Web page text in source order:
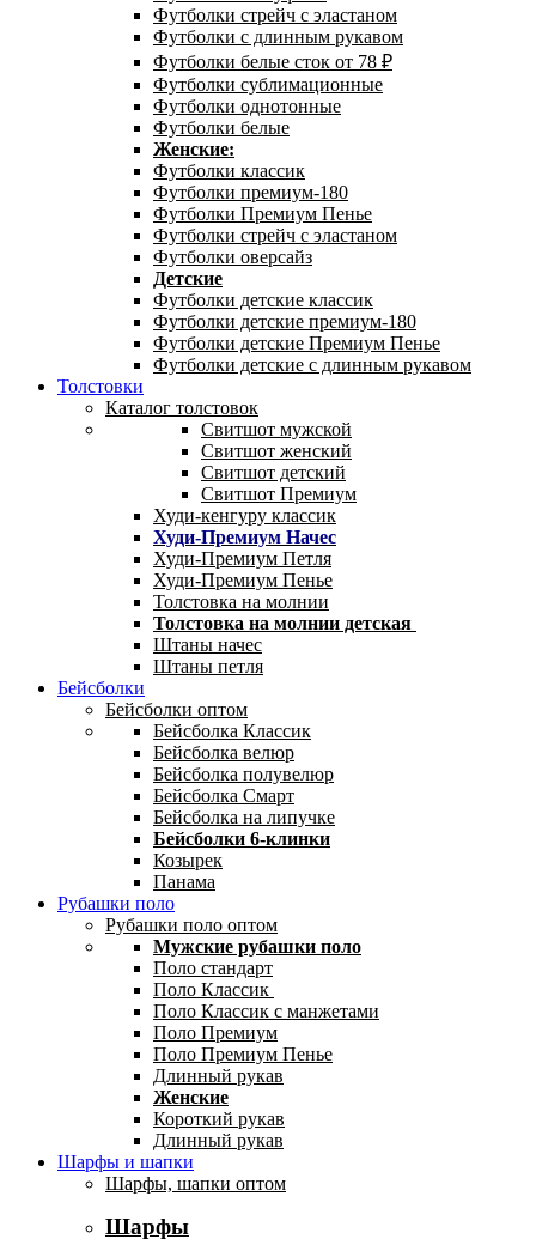
Футболки стрейч с эластаном
Футболки с длинным рукавом
Футболки белые сток от 78 ₽
Футболки сублимационные
Футболки однотонные
Футболки белые
Женские:
Футболки классик
Футболки премиум-180
Футболки Премиум Пенье
Футболки стрейч с эластаном
Футболки оверсайз
Детские
Футболки детские классик
Футболки детские премиум-180
Футболки детские Премиум Пенье
Футболки детские с длинным рукавом
Толстовки
Каталог толстовок
Свитшот мужской
Свитшот женский
Свитшот детский
Свитшот Премиум
Худи-кенгуру классик
Худи-Премиум Начес
Худи-Премиум Петля
Худи-Премиум Пенье
Толстовка на молнии
Толстовка на молнии детская
Штаны начес
Штаны петля
Бейсболки
Бейсболки оптом
Бейсболка Классик
Бейсболка велюр
Бейсболка полувелюр
Бейсболка Смарт
Бейсболка на липучке
Бейсболки 6-клинки
Козырек
Панама
Рубашки поло
Рубашки поло оптом
Мужские рубашки поло
Поло стандарт
Поло Классик
Поло Классик с манжетами
Поло Премиум
Поло Премиум Пенье
Длинный рукав
Женские
Короткий рукав
Длинный рукав
Шарфы и шапки
Шарфы, шапки оптом
Шарфы